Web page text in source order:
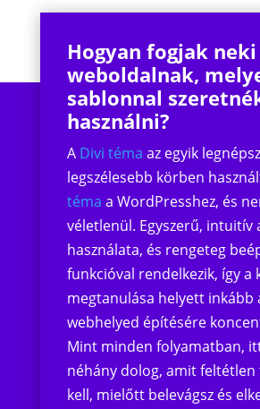
Hogyan fogjak neki
weboldalnak,
sablonnal
használni?
A Divi téma az egyik
legszélesebb körben
téma a WordPresshez, és
véletlenül. Egyszerű, intuitív
használata, és rengeteg
funkcióval rendelkezik, így a
megtanulása helyett inkább
webhelyed építésére
Mint minden folyamatban,
néhány dolog, amit
kell, mielőtt belevágsz és